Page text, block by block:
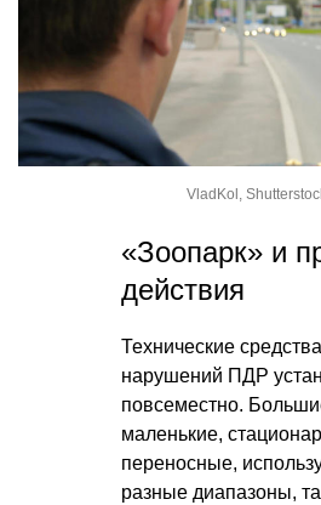
VladKol,
«Зоопарк» и
действия
Технические
нарушений ПДР
повсеместно.
маленькие,
переносные,
разные диапазоны,